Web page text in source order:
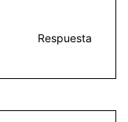
Respuesta